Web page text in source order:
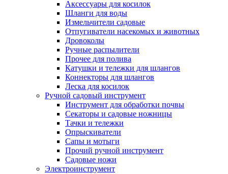
Аксессуары для косилок
Шланги для воды
Измельчители садовые
Отпугиватели насекомых и животных
Дровоколы
Ручные распылители
Прочее для полива
Катушки и тележки для шлангов
Коннекторы для шлангов
Леска для косилок
Ручной садовый инструмент
Инструмент для обработки почвы
Секаторы и садовые ножницы
Тачки и тележки
Опрыскиватели
Сапы и мотыги
Прочий ручной инструмент
Садовые ножи
Электроинструмент